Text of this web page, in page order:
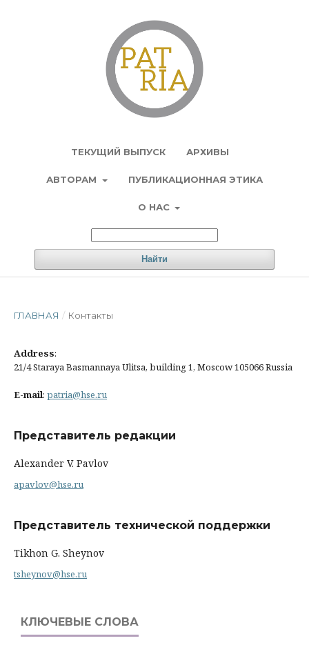
ТЕКУЩИЙ ВЫПУСК АРХИВЫ
АВТОРАМ ПУБЛИКАЦИОННАЯ ЭТИКА
О НАС
Найти
ГЛАВНАЯ / Контакты
Address:
21/4 Staraya Basmannaya Ulitsa, building 1, Moscow 105066 Russia
E-mail: patria@hse.ru
Представитель редакции
Alexander V. Pavlov
apavlov@hse.ru
Представитель технической поддержки
Tikhon G. Sheynov
tsheynov@hse.ru
КЛЮЧЕВЫЕ СЛОВА